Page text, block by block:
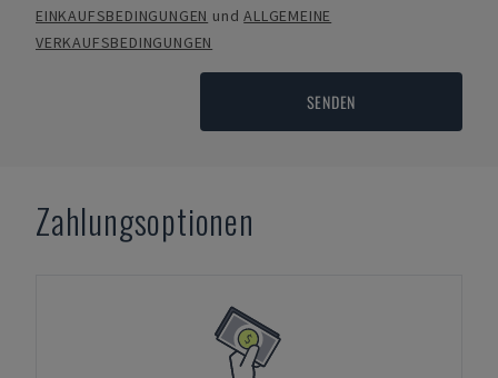
EINKAUFSBEDINGUNGEN undALLGEMEINE
VERKAUFSBEDINGUNGEN
SENDEN
Zahlungsoptionen